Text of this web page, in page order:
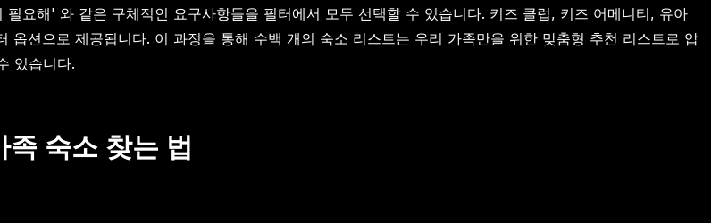
요해' 와 같은 구체적인 요구사항들을 필터에서 모두 선택할 수 있습니다. 키즈 클럽, 키즈 어메니티, 유아
션으로 제공됩니다. 이 과정을 통해 수백 개의 숙소 리스트는 우리 가족만을 위한 맞춤형 추천 리스트로 압
있습니다.
숙소 찾는 법